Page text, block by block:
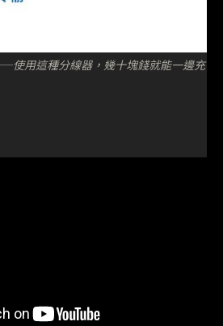
使用這種分線器，幾十塊錢就能一邊充